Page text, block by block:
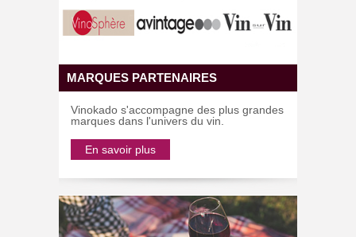
MARQUES PARTENAIRES
Vinokado s'accompagne des plus grandes
marques dans l'univers du vin.
En savoir plus